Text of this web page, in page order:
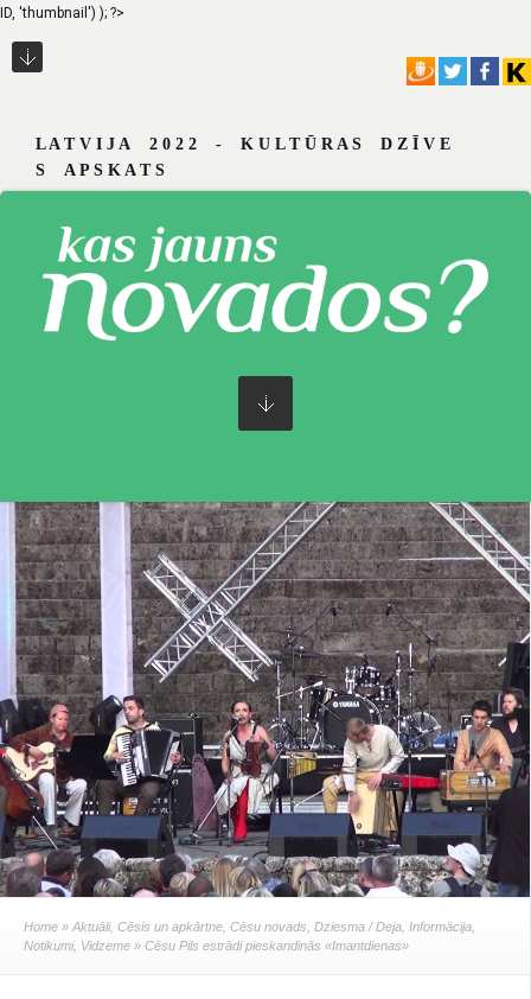
ID, 'thumbnail') ); ?>
L A T V I J A 2 0 2 2 - K U L T Ū R A S D Z Ī V E
S A P S K A T S
Home » Aktuāli, Cēsis un apkārtne Cēsu novads Dziesma / Deja Informācija
Notikumi, Vidzeme » Cēsu Pils estrādi pieskandinās «Imantdienas»